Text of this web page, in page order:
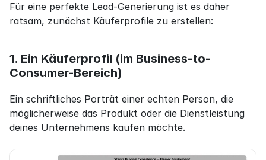
Für eine perfekte Lead-Generierung ist es daher
ratsam, zunächst Käuferprofile zu erstellen:
1. Ein Käuferprofil (im Business-to-
Consumer-Bereich)
Ein schriftliches Porträt einer echten Person, die
möglicherweise das Produkt oder die Dienstleistung
deines Unternehmens kaufen möchte.